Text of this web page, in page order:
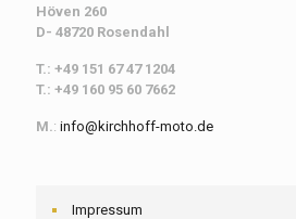
Höven 260
D- 48720 Rosendahl
T.: +49 151 67 47 1204
T.: +49 160 95 60 7662
M.: info@kirchhoff-moto.de
Impressum